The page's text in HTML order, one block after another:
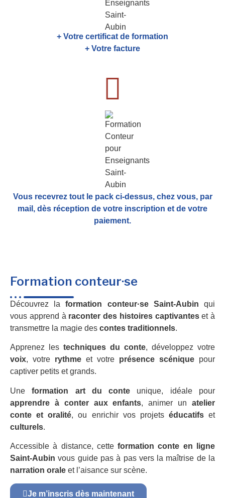
+ Votre certificat de formation
+ Votre facture
Vous recevrez tout le pack ci-dessus, chez vous, par
mail, dès réception de votre inscription et de votre
paiement.
Formation conteur·se
Découvrez laformation conteur·se Saint-Aubin qui
vous apprend à raconter des histoires captivanteset à
transmettre la magie des contes traditionnels.
Apprenez les techniques du conte, développez votre
voix, votre rythme et votre présence scénique pour
captiver petits et grands.
Uneformation art du conte unique, idéale pour
apprendre à conter aux enfants, animer unatelier
conte et oralité, ou enrichir vos projets éducatifset
culturels.
Accessible à distance, cetteformation conte en ligne
Saint-Aubin vous guide pas à pas vers la maîtrise de la
narration orale et l’aisance sur scène.
Je m’inscris dès maintenant